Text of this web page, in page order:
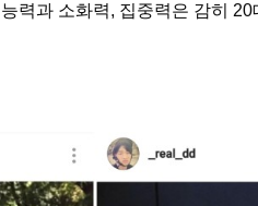
력과 소화력, 집중력은 감히 20